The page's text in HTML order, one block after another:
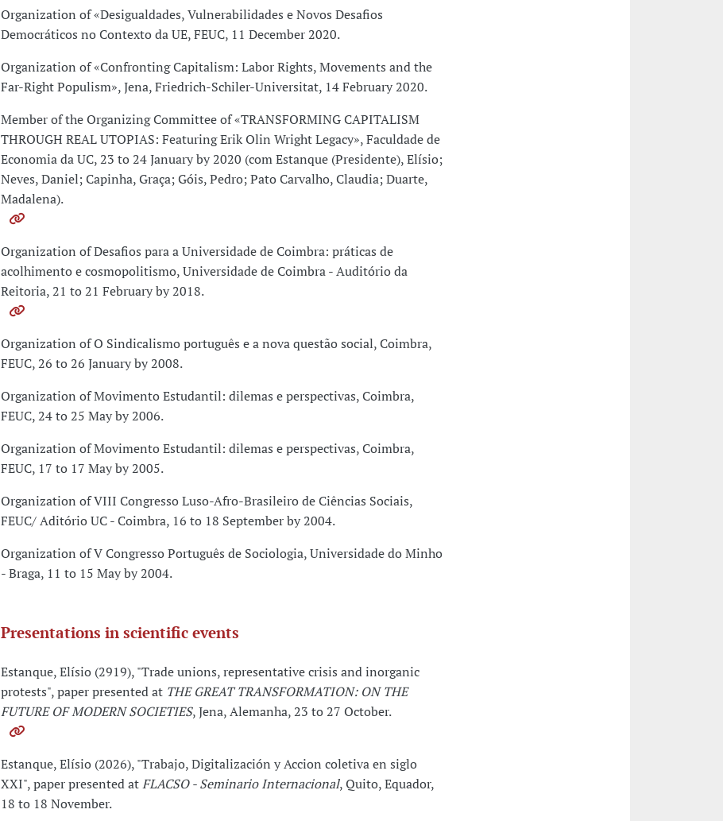
Organization of «Desigualdades, Vulnerabilidades e Novos Desafios
Democráticos no Contexto da UE, FEUC, 11 December 2020.
Organization of «Confronting Capitalism: Labor Rights, Movements and the
Far-Right Populism», Jena, Friedrich-Schiler-Universitat, 14 February 2020.
Member of the Organizing Committee of «TRANSFORMING CAPITALISM
THROUGH REAL UTOPIAS: Featuring Erik Olin Wright Legacy», Faculdade de
Economia da UC, 23 to 24 January by 2020 (com Estanque (Presidente), Elísio;
Neves, Daniel; Capinha, Graça; Góis, Pedro; Pato Carvalho, Claudia; Duarte,
Madalena).
Organization of Desafios para a Universidade de Coimbra: práticas de
acolhimento e cosmopolitismo, Universidade de Coimbra - Auditório da
Reitoria, 21 to 21 February by 2018.
Organization of O Sindicalismo português e a nova questão social, Coimbra,
FEUC, 26 to 26 January by 2008.
Organization of Movimento Estudantil: dilemas e perspectivas, Coimbra,
FEUC, 24 to 25 May by 2006.
Organization of Movimento Estudantil: dilemas e perspectivas, Coimbra,
FEUC, 17 to 17 May by 2005.
Organization of VIII Congresso Luso-Afro-Brasileiro de Ciências Sociais,
FEUC/ Aditório UC - Coimbra, 16 to 18 September by 2004.
Organization of V Congresso Português de Sociologia, Universidade do Minho
- Braga, 11 to 15 May by 2004.
Presentations in scientific events
Estanque, Elísio (2919), "Trade unions, representative crisis and inorganic
protests", paper presented at THE GREAT TRANSFORMATION: ON THE
FUTURE OF MODERN SOCIETIES, Jena, Alemanha, 23 to 27 October.
Estanque, Elísio (2026), "Trabajo, Digitalización y Accion coletiva en siglo
XXI", paper presented atFLACSO - Seminario Internacional, Quito, Equador,
18 to 18 November.